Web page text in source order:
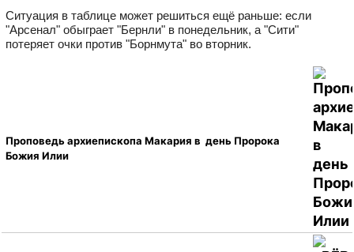
Ситуация в таблице может решиться ещё раньше: если
"Арсенал" обыграет "Бернли" в понедельник, а "Сити"
потеряет очки против "Борнмута" во вторник.
Проповедь архиепископа Макария в день Пророка
Божия Илии